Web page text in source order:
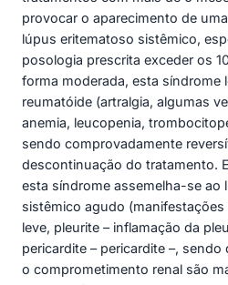
provocar o aparecimento de
lúpus eritematoso sistêmico,
posologia prescrita exceder os
forma moderada, esta síndrome
reumatóide (artralgia, algumas
anemia, leucopenia,
sendo comprovadamente
descontinuação do tratamento.
esta síndrome assemelha-se ao
sistêmico agudo (manifestações
leve, pleurite – inflamação da
pericardite – pericardite –,
o comprometimento renal são